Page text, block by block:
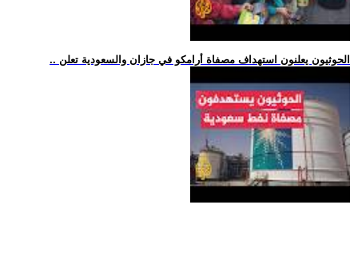
.. الحوثيون يعلنون استهداف مصفاة أرامكو في جازان والسعودية تعلن